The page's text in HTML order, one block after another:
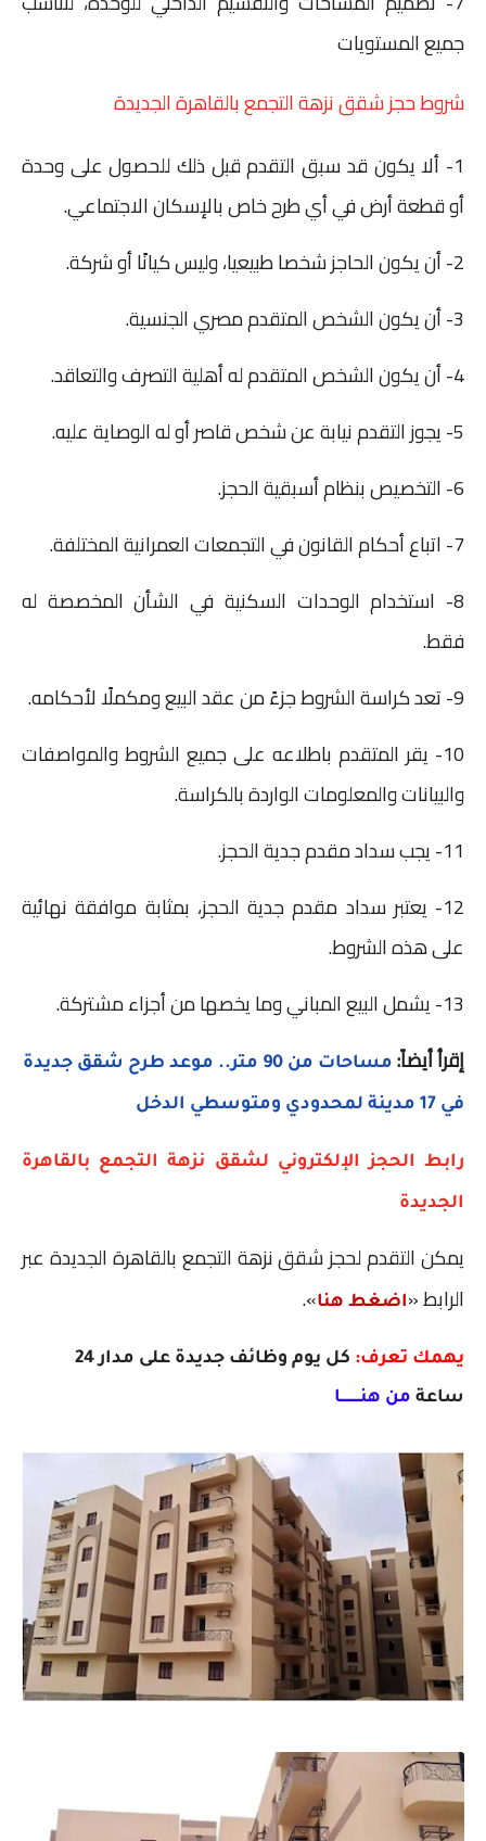
جميع المستويات
شروط حجز شقق نزهة التجمع بالقاهرة الجديدة
1- ألا يكون قد سبق التقدم قبل ذلك للحصول على وحدة
أو قطعة أرض في أي طرح خاص بالإسكان الاجتماعي.
2- أن يكون الحاجز شخصا طبيعيا، وليس كيانًا أو شركة.
3- أن يكون الشخص المتقدم مصري الجنسية.
4- أن يكون الشخص المتقدم له أهلية التصرف والتعاقد.
5- يجوز التقدم نيابة عن شخص قاصر أو له الوصاية عليه.
6- التخصيص بنظام أسبقية الحجز.
7- اتباع أحكام القانون في التجمعات العمرانية المختلفة.
8- استخدام الوحدات السكنية في الشأن المخصصة له
فقط.
9- تعد كراسة الشروط جزءً من عقد البيع ومكملًا لأحكامه.
10- يقر المتقدم باطلاعه على جميع الشروط والمواصفات
والبيانات والمعلومات الواردة بالكراسة.
11- يجب سداد مقدم جدية الحجز.
12- يعتبر سداد مقدم جدية الحجز، بمثابة موافقة نهائية
على هذه الشروط.
13- يشمل البيع المباني وما يخصها من أجزاء مشتركة.
إقرأ أيضاً:
مساحات من 90 متر.. موعد طرح شقق جديدة
في 17 مدينة لمحدودي ومتوسطي الدخل
رابط الحجز الإلكتروني لشقق نزهة التجمع بالقاهرة
الجديدة
يمكن التقدم لحجز شقق نزهة التجمع بالقاهرة الجديدة عبر
الرابط «اضغط هنا».
يهمك تعرف:
كل يوم وظائف جديدة على مدار 24
ساعة من هنـــــــــا